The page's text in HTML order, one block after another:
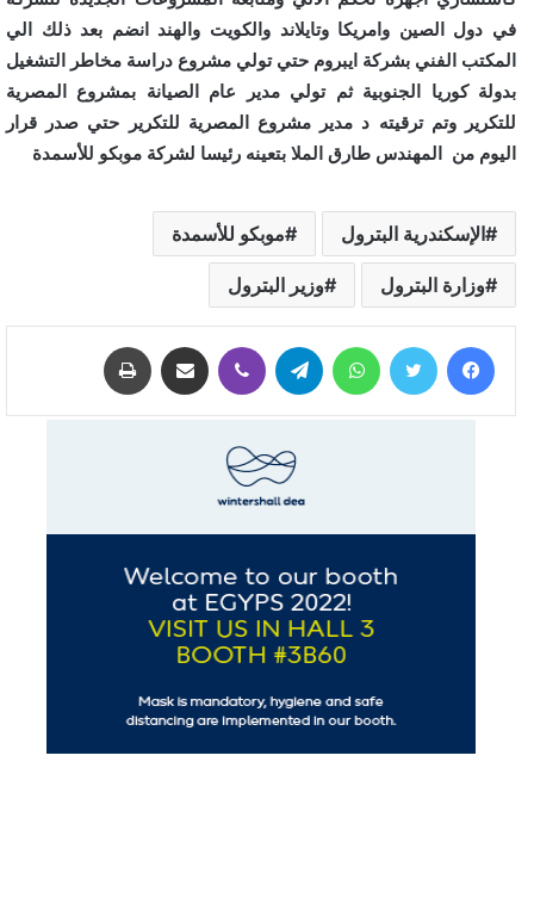
في دول الصين وامريكا وتايلاند والكويت والهند انضم بعد ذلك الي
المكتب الفني بشركة ايبروم حتي تولي مشروع دراسة مخاطر التشغيل
بدولة كوريا الجنوبية ثم تولي مدير عام الصيانة بمشروع المصرية
للتكرير وتم ترقيته د مدير مشروع المصرية للتكرير حتي صدر قرار
اليوم من المهندس طارق الملا بتعينه رئيسا لشركة موبكو للأسمدة
الإسكندرية البترول موبكو للأسمدة
وزارة البترول وزير البترول
فيسبوك تويتر واتساب تيلقرام ڤايبر مشاركة عبر البريد